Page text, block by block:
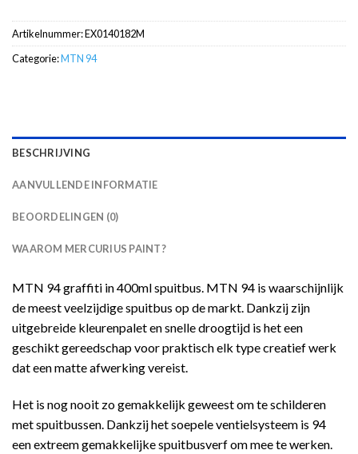
Artikelnummer:EX0140182M
Categorie:MTN 94
BESCHRIJVING
AANVULLENDE INFORMATIE
BEOORDELINGEN (0)
WAAROM MERCURIUS PAINT?
MTN 94 graffiti in 400ml spuitbus. MTN 94 is waarschijnlijk
de meest veelzijdige spuitbus op de markt. Dankzij zijn
uitgebreide kleurenpalet en snelle droogtijd is het een
geschikt gereedschap voor praktisch elk type creatief werk
dat een matte afwerking vereist.
Het is nog nooit zo gemakkelijk geweest om te schilderen
met spuitbussen. Dankzij het soepele ventielsysteem is 94
een extreem gemakkelijke spuitbusverf om mee te werken.